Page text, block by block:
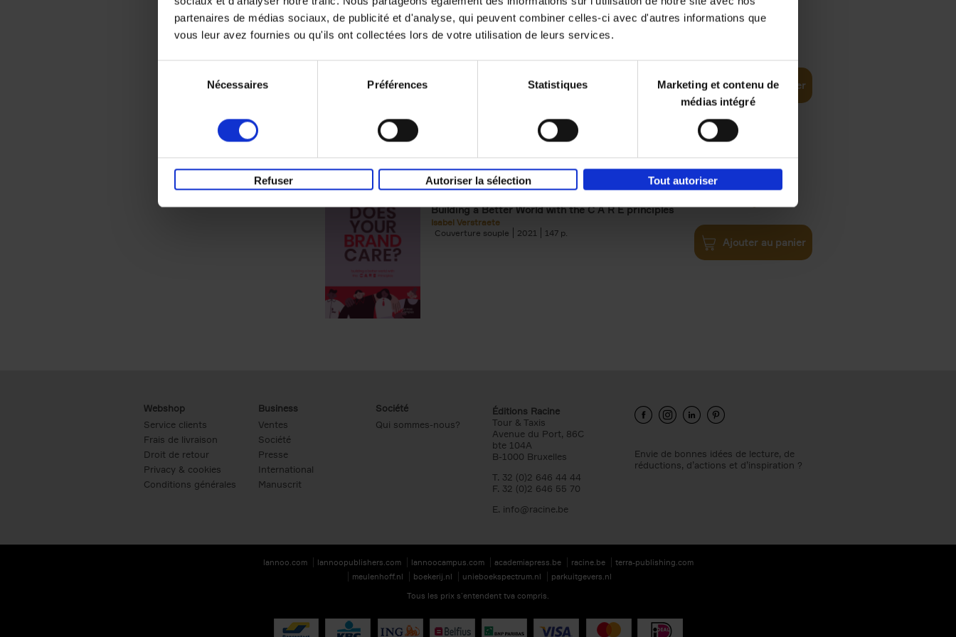
partenaires de médias sociaux, de publicité et d'analyse, qui peuvent combiner celles-ci avec d'autres informations que
vous leur avez fournies ou qu'ils ont collectées lors de votre utilisation de leurs services.
Nécessaires Préférences Statistiques
Marketing et contenu de
médias intégré
Refuser Autoriser la sélection Tout autoriser
Building Bonds = Building Business
Ajouter au panier
Does Your Brand Care?
Building a Better World with the C A R E principles
Isabel Verstraete
Couverture souple
2021 147
€34,99
Ajouter au panier
Webshop
Service clients
Frais de livraison
Droit de retour
Privacy & cookies
Conditions générales
Business
Ventes
Société
Presse
International
Manuscrit
Société
Qui sommes-nous?
Éditions Racine
Tour & Taxis
Avenue du Port, 86C
bte 104A
B-1000 Bruxelles
T. 32 (0)2 646 44 44
F. 32 (0)2 646 55 70
E. info@racine.be
Envie de bonnes idées de lecture, de
réductions, d’actions et d’inspiration ?
lannoo.com lannoopublishers.com lannoocampus.com academiapress.be racine.be
terra-publishing.com
meulenhoff.nl
boekerij.nl unieboekspectrum.nl
parkuitgevers.nl
Tous les prix s’entendent tva compris.